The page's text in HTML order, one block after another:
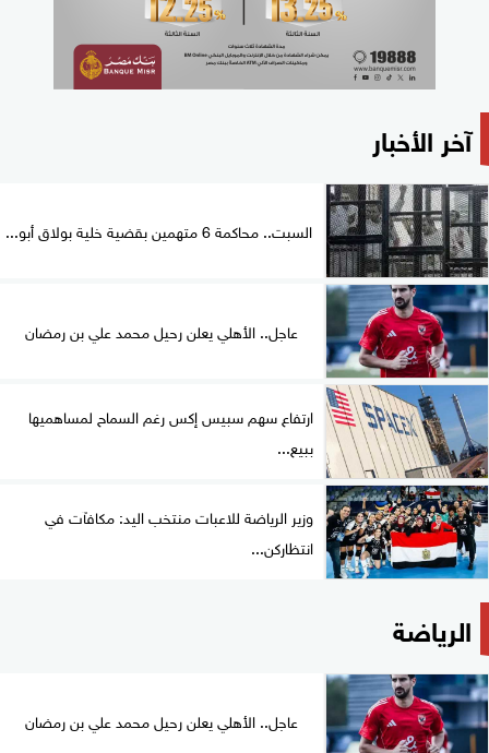
آخر الأخبار
السبت.. محاكمة 6 متهمين بقضية خلية بولاق أبو...
عاجل.. الأهلي يعلن رحيل محمد علي بن رمضان
ارتفاع سهم سبيس إكس رغم السماح لمساهميها
ببيع...
وزير الرياضة للاعبات منتخب اليد: مكافآت في
انتظاركن...
الرياضة
عاجل.. الأهلي يعلن رحيل محمد علي بن رمضان